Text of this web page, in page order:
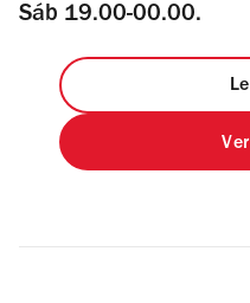
Sáb 19.00-00.00.